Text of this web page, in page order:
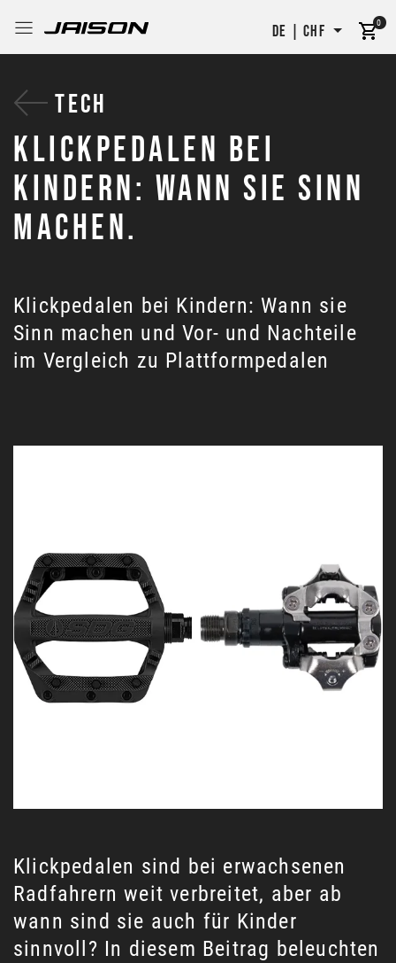
DE | CHF 0
TECH
KLICKPEDALEN BEI
KINDERN: WANN SIE SINN
MACHEN.
Klickpedalen bei Kindern: Wann sie
Sinn machen und Vor- und Nachteile
im Vergleich zu Plattformpedalen
Klickpedalen sind bei erwachsenen
Radfahrern weit verbreitet, aber ab
wann sind sie auch für Kinder
sinnvoll? In diesem Beitrag beleuchten